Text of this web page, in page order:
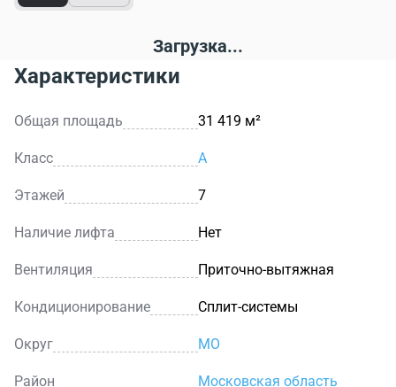
Загрузка...
Характеристики
Общая площадь 31 419 м²
Класс A
Этажей 7
Наличие лифта Нет
Вентиляция Приточно-вытяжная
Кондиционирование Сплит-системы
Округ МО
Район Московская область